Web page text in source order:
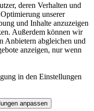
deren Verhalten und
unserer
und Inhalte anzuzeigen
Außerdem können wir
Anbietern abgleichen und
anzeigen, nur wenn
in den Einstellungen
anpassen